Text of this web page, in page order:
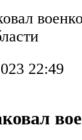
22:49